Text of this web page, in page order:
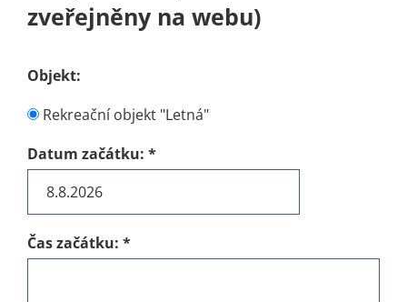
zveřejněny na webu)
Objekt:
Rekreační objekt "Letná"
Datum začátku: *
Čas začátku: *